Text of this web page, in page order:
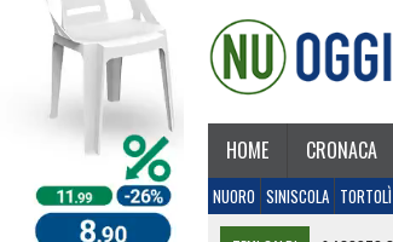
HOME CRONACA
NUORO SINISCOLA TORTOLÌ